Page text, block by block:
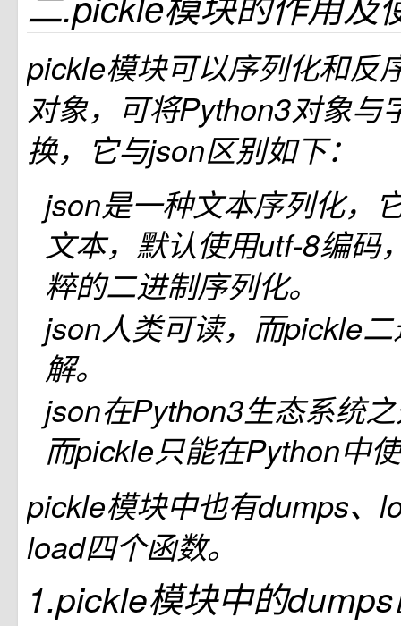
pickle模块可以序列化和反
对象，可将Python3对象与
换，它与json区别如下：
json是一种文本序列化，
文本，默认使用utf-8编码
粹的二进制序列化。
json人类可读，而pickle
解。
json在Python3生态系统
而pickle只能在Python中
pickle模块中也有dumps、
load四个函数。
1.pickle模块中的